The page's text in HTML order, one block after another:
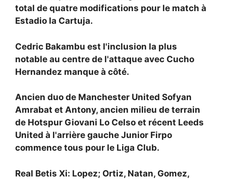
total de quatre modifications pour le match à
Estadio la Cartuja.
Cedric Bakambu est l'inclusion la plus
notable au centre de l'attaque avec Cucho
Hernandez manque à côté.
Ancien duo de Manchester United Sofyan
Amrabat et Antony, ancien milieu de terrain
de Hotspur Giovani Lo Celso et récent Leeds
United à l'arrière gauche Junior Firpo
commence tous pour le Liga Club.
Real Betis Xi: Lopez; Ortiz, Natan, Gomez,